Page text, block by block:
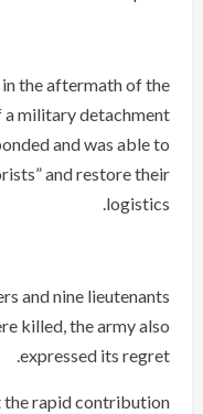
the aftermath of the
a military detachment
and was able to
and restore their
logistics.
and nine lieutenants
killed, the army also
expressed its regret.
the rapid contribution